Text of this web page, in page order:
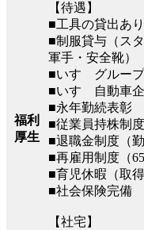
福利
厚生
【待遇】
■工具の貸出あり
■制服貸与（ス
軍手・安全靴）
■いすゞグルー
■いすゞ自動車
■永年勤続表彰
■従業員持株制度
■退職金制度（
■再雇用制度（
■育児休暇（取
■社会保険完備
【社宅】